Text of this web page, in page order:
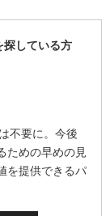
している方
不要に。今後
ための早めの見
を提供できるパ